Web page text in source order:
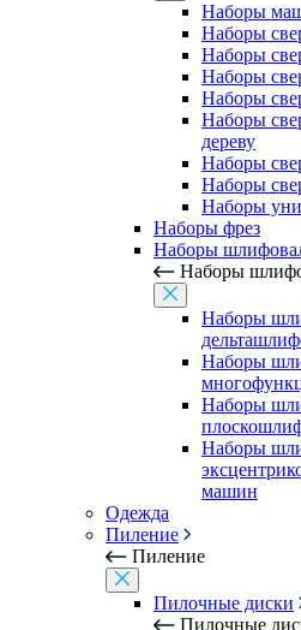
Наборы
Наборы
Наборы
Наборы
Наборы
Наборы
дереву
Наборы
Наборы
Наборы
Наборы фрез
Наборы
Наборы
Наборы
Наборы
Наборы
Наборы
машин
Одежда
Пиление
Пиление
Пилочные диски
Пилочные